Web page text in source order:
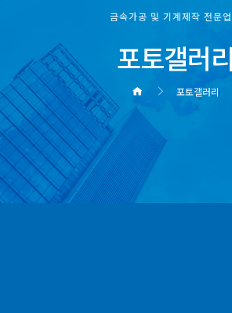
금속가공 및 기계제작 전문
포토갤러리
포토갤러리